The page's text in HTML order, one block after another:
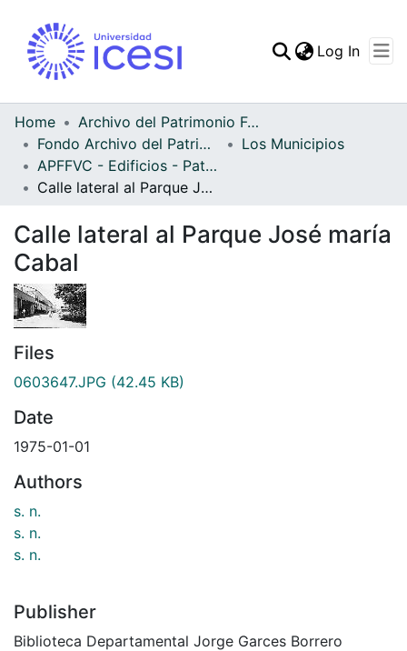
Statistics
Log In
Home
Archivo del Patrimonio Fotográfico y Fílmico del Valle del Cauca
Fondo Archivo del Patrimonio Fotográfico y Fílmico del Valle del Cauca
Los Municipios
APFFVC - Edificios - Patrimonial
Calle lateral al Parque José maría Cabal
Calle lateral al Parque José maría
Cabal
Files
0603647.JPG (42.45 KB)
Date
1975-01-01
Authors
s. n.
s. n.
s. n.
Publisher
Biblioteca Departamental Jorge Garces Borrero